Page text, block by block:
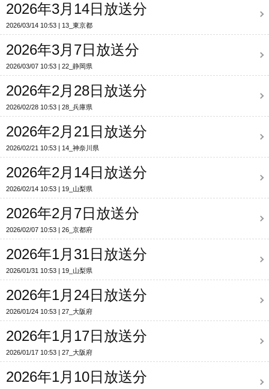
2026年3月14日放送分
2026/03/14 10:53 13_東京都
2026年3月7日放送分
2026/03/07 10:53 22_静岡県
2026年2月28日放送分
2026/02/28 10:53 28_兵庫県
2026年2月21日放送分
2026/02/21 10:53 14_神奈川県
2026年2月14日放送分
2026/02/14 10:53 19_山梨県
2026年2月7日放送分
2026/02/07 10:53 26_京都府
2026年1月31日放送分
2026/01/31 10:53 19_山梨県
2026年1月24日放送分
2026/01/24 10:53 27_大阪府
2026年1月17日放送分
2026/01/17 10:53 27_大阪府
2026年1月10日放送分